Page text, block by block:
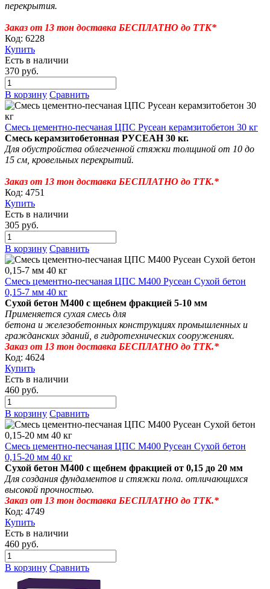
перекрытия.
Заказ от 13 тон доставка БЕСПЛАТНО до ТТК*
Код: 6228
Купить
Есть в наличии
370 руб.
В корзину Сравнить
Смесь цементно-песчаная ЦПС Русеан керамзитобетон 30 кг
Смесь керамзитобетонная РУСЕАН30 кг.
Для обустройства облегченной стяжки толщиной от 10 до
15 см, кровельных перекрытий.
Заказ от 13 тон доставка БЕСПЛАТНО до ТТК.*
Код: 4751
Купить
Есть в наличии
305 руб.
В корзину Сравнить
Смесь цементно-песчаная ЦПС М400 Русеан Сухой бетон
0,15-7 мм 40 кг
Сухой бетон М400 с щебнем фракцией 5-10 мм
Применяется сухая смесь для
бетона и железобетонных конструкциях промышленных и
гражданских зданий, в гидротехнических сооружениях.
Заказ от 13 тон доставка БЕСПЛАТНО до ТТК.*
Код: 4624
Купить
Есть в наличии
460 руб.
В корзину Сравнить
Смесь цементно-песчаная ЦПС М400 Русеан Сухой бетон
0,15-20 мм 40 кг
Сухой бетон М400 с щебнем фракцией от 0,15 до 20 мм
Для создания фундаментов и стяжки пола. отличающихся
высокой прочностью.
Заказ от 13 тон доставка БЕСПЛАТНО до ТТК.*
Код: 4749
Купить
Есть в наличии
460 руб.
В корзину Сравнить